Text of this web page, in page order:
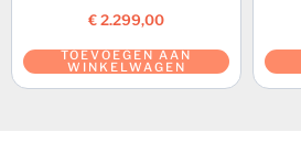
€2.299,00
TOEVOEGEN AAN
WINKELWAGEN